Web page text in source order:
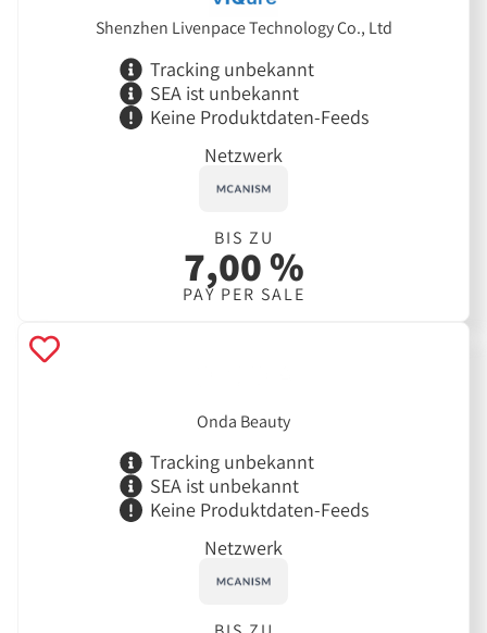
Shenzhen Livenpace Technology Co., Ltd
Tracking unbekannt
SEA ist unbekannt
Keine Produktdaten-Feeds
Netzwerk
BIS ZU
7,00 %
PAY PER SALE
Onda Beauty
Tracking unbekannt
SEA ist unbekannt
Keine Produktdaten-Feeds
Netzwerk